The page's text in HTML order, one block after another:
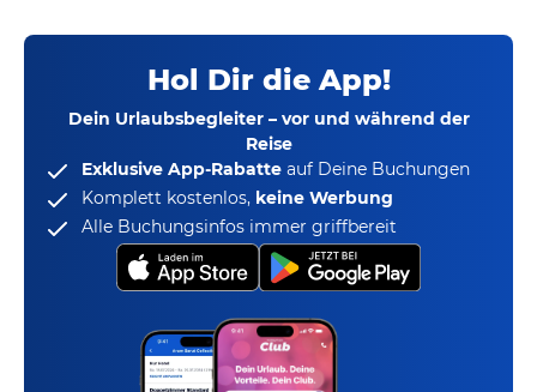
Hol Dir die App!
Dein Urlaubsbegleiter – vor und während der
Reise
Exklusive App-Rabatte auf Deine Buchungen
Komplett kostenlos, keine Werbung
Alle Buchungsinfos immer griffbereit